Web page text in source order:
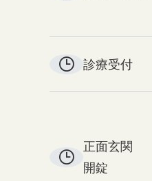
診療受付
正面玄関
開錠